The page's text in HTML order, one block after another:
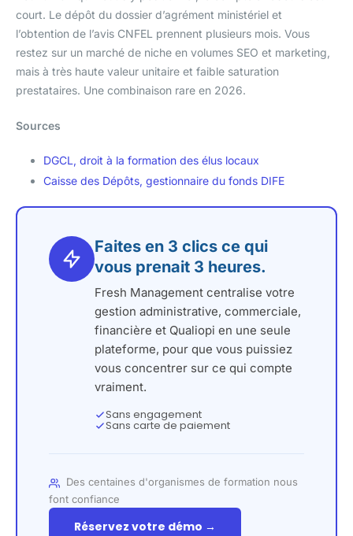
court. Le dépôt du dossier d’agrément ministériel et
l’obtention de l’avis CNFEL prennent plusieurs mois. Vous
restez sur un marché de niche en volumes SEO et marketing,
mais à très haute valeur unitaire et faible saturation
prestataires. Une combinaison rare en 2026.
Sources
DGCL, droit à la formation des élus locaux
Caisse des Dépôts, gestionnaire du fonds DIFE
Faites en 3 clics ce qui
vous prenait 3 heures.
Fresh Management centralise votre
gestion administrative, commerciale,
financière et Qualiopi en une seule
plateforme, pour que vous puissiez
vous concentrer sur ce qui compte
vraiment.
Sans engagement
Sans carte de paiement
Des centaines d'organismes de formation nous
font confiance
Réservez votre démo →